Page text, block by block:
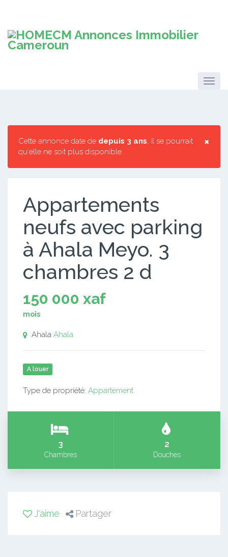
×
Cette annonce date de depuis 3 ans, il se pourrait
qu'elle ne soit plus disponible.
Appartements
neufs avec parking
à Ahala Meyo. 3
chambres 2 d
150 000 xaf
mois
Ahala Ahala
A louer
Type de propriété: Appartement
3
Chambres
2
Douches
J'aime Partager